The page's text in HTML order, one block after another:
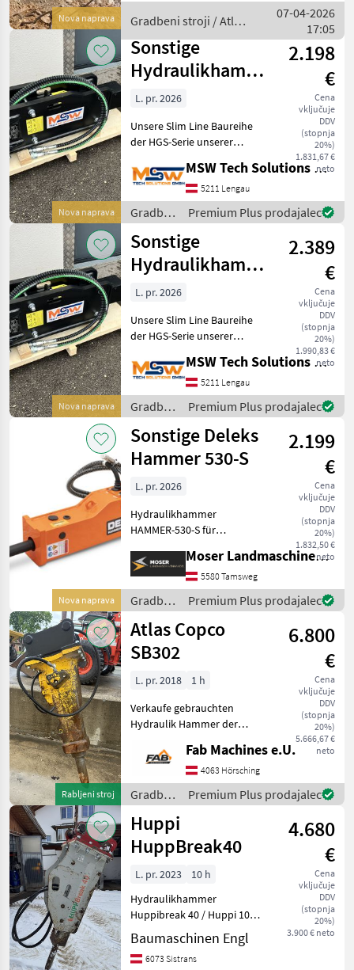
Nova naprava
Werkzeugwechsel, di
Gradbeni stroji / Atlas
Copco
07-04-2026
17:05
Nova naprava
Sonstige
Hydraulikhammer
für 1,2 bis 2,5 t
Bagger
2.198
€
Cena
vključuje
DDV
(stopnja
20%)
1.831,67 €
neto
L. pr. 2026
Unsere Slim Line Baureihe
der HGS-Serie unserer
als Einsteigermodell mit
einem kostengünstigen
Design, mit hoher Leistung
und Effizienz, Haltba
MSW Tech Solutions GmbH
5211 Lengau
Gradbeni
stroji /
Sonstige
Premium Plus prodajalec
Nova naprava
Sonstige
Hydraulikhammer
für 1,5 bis 3 t
Bagger
2.389
€
Cena
vključuje
DDV
(stopnja
20%)
1.990,83 €
neto
L. pr. 2026
Unsere Slim Line Baureihe
der HGS-Serie unserer
als Einsteigermodell mit
einem kostengünstigen
Design, mit hoher Leistung
und Effizienz, Haltba
MSW Tech Solutions GmbH
5211 Lengau
Gradbeni
stroji /
Sonstige
Premium Plus prodajalec
Nova naprava
Sonstige Deleks
Hammer 530-S
2.199
€
Cena
vključuje
DDV
(stopnja
20%)
1.832,50 €
neto
L. pr. 2026
Hydraulikhammer
HAMMER-530-S für
für den Einsatz mit
Minibaggern von 2, 5–5, 0 t
– kompakt, leistungsstark
und zuverlässig. Durch die
Scha
Moser Landmaschinenhandel
5580 Tamsweg
Gradbeni
stroji /
Sonstige
Premium Plus prodajalec
Rabljeni stroj
Atlas Copco
SB302
6.800
€
Cena
vključuje
DDV
(stopnja
20%)
5.666,67 €
neto
L. pr. 2018
1 h
Verkaufe gebrauchten
Hydraulik Hammer der
Passend für Bagger
zwischen 4.5 - 9 Tonnen
Anbauplatte passend
SW020 Technische Daten
Gew
Fab Machines e.U.
4063 Hörsching
Gradbeni
stroji /
Atlas
Copco
Premium Plus prodajalec
Huppi
HuppBreak40
4.680
€
Cena
vključuje
DDV
(stopnja
20%)
3.900 € neto
L. pr. 2023
10 h
Hydraulikhammer
Huppibreak 40 / Huppi 102
Für Trägergerät 2, 5 bis 5t
Gewicht 175 Baujahr 2023
Kombianbauplatte für
Baumaschinen Engl
6073 Sistrans